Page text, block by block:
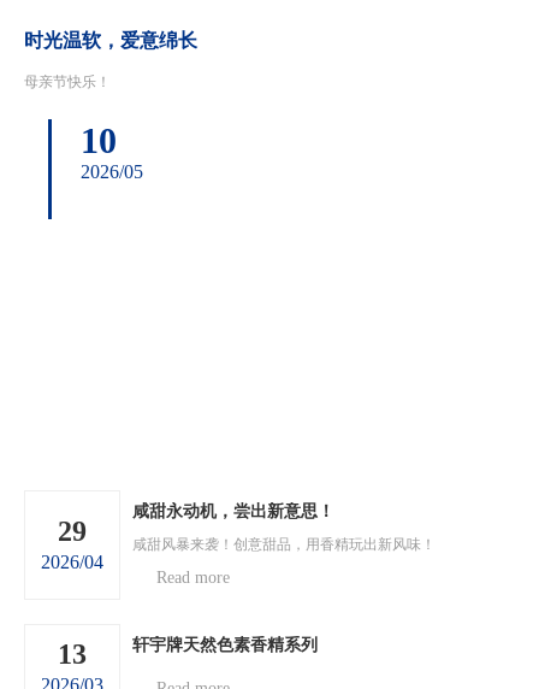
时光温软，爱意绵长
母亲节快乐！
10
2026/05
29
2026/04
咸甜永动机，尝出新意思！
咸甜风暴来袭！创意甜品，用香精玩出新风味！
Read more
13
2026/03
轩宇牌天然色素香精系列